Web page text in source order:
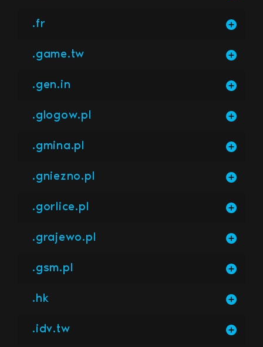
.fr
.game.tw
.gen.in
.glogow.pl
.gmina.pl
.gniezno.pl
.gorlice.pl
.grajewo.pl
.gsm.pl
.hk
.idv.tw